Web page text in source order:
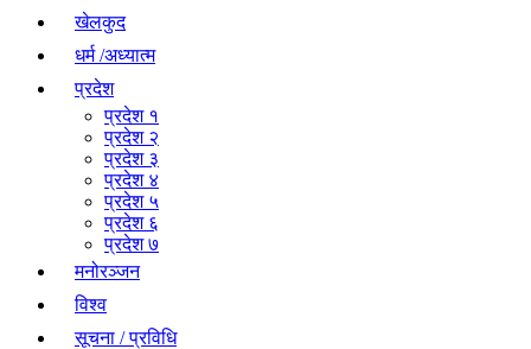
खेलकुद
धर्म /अध्यात्म
प्रदेश
प्रदेश १
प्रदेश २
प्रदेश ३
प्रदेश ४
प्रदेश ५
प्रदेश ६
प्रदेश ७
मनोरञ्जन
विश्व
सूचना / प्रविधि